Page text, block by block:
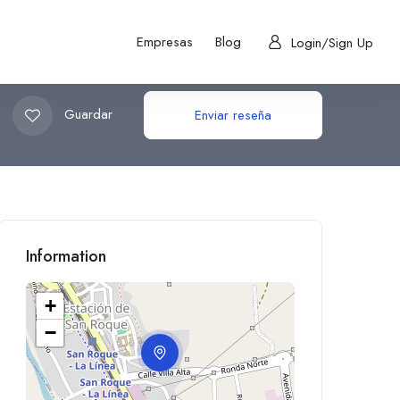
Empresas Blog Login/Sign Up
Guardar Enviar reseña
Information
+
−